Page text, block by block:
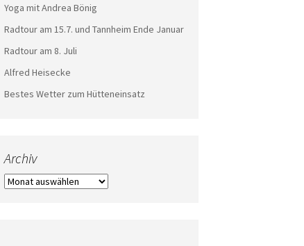
Yoga mit Andrea Bönig
Radtour am 15.7. und Tannheim Ende Januar
Radtour am 8. Juli
Alfred Heisecke
Bestes Wetter zum Hütteneinsatz
Archiv
Archiv